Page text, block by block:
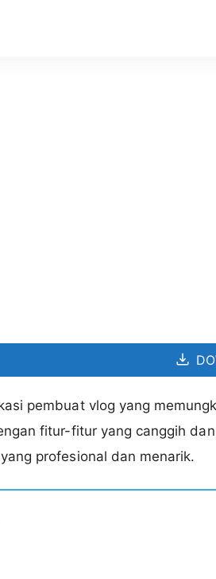
pembuat vlog yang
fitur-fitur yang canggih
profesional dan menarik.